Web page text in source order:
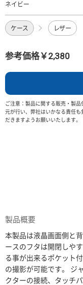
ネイビー
ケース レザー
参考価格￥2,380
ご注意：製品に関する販売・製
元が行い、弊社はいかなる責任
だきますようお願いいたします。
製品概要
本製品は液晶画面側と
ースのフタは開閉しや
る事が出来るポケット
の撮影が可能です。 ジ
クターの接続、タッチ